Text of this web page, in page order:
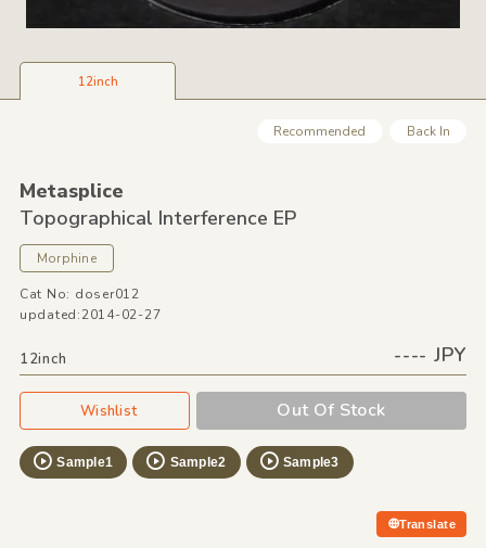
12inch
Recommended Back In
Metasplice
Topographical Interference EP
Morphine
Cat No: doser012
updated:2014-02-27
12inch ---- JPY
Wishlist Out Of Stock
Sample1 Sample2 Sample3
Translate